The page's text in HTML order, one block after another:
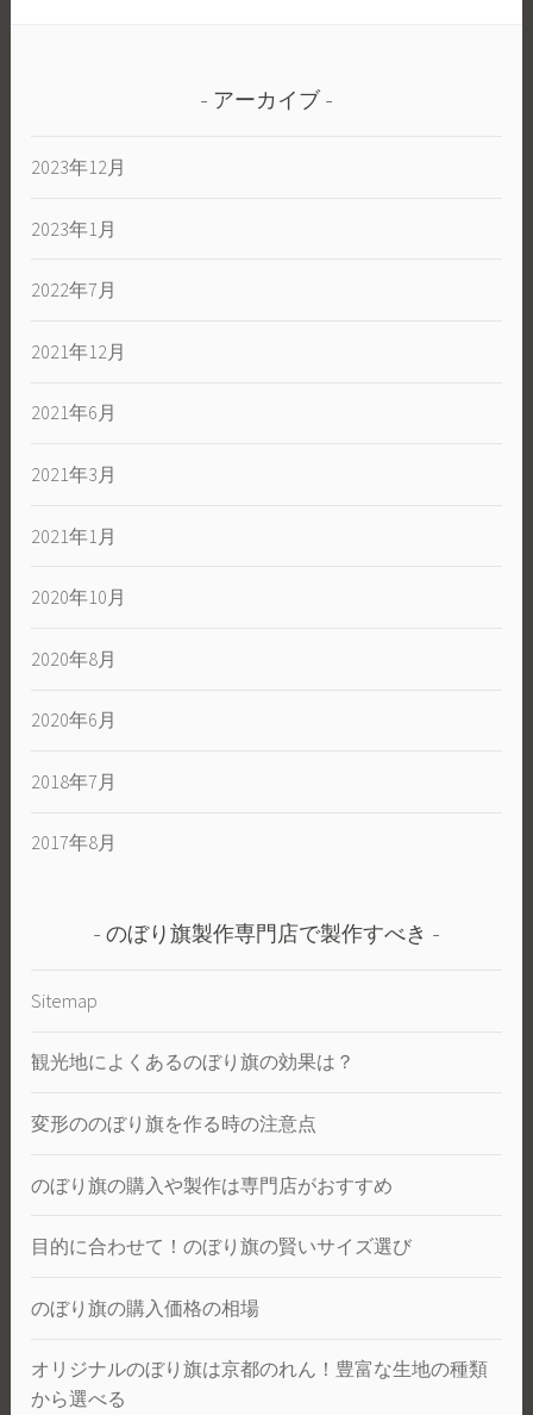
い
う
旗
て
う
の？
アーカイブ
2023年12月
2023年1月
2022年7月
2021年12月
2021年6月
2021年3月
2021年1月
2020年10月
2020年8月
2020年6月
2018年7月
2017年8月
のぼり旗製作専門店で製作すべき
Sitemap
観光地によくあるのぼり旗の効果は？
変形ののぼり旗を作る時の注意点
のぼり旗の購入や製作は専門店がおすすめ
目的に合わせて！のぼり旗の賢いサイズ選び
のぼり旗の購入価格の相場
オリジナルのぼり旗は京都のれん！豊富な生地の種類
から選べる